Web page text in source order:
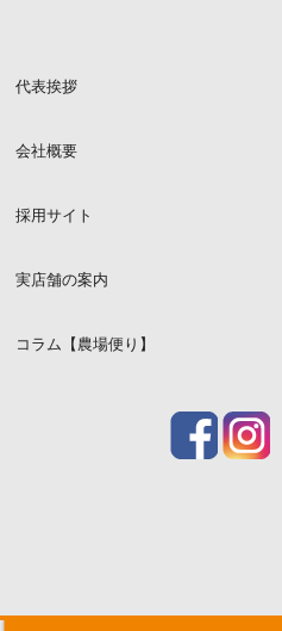
代表挨拶
会社概要
採用サイト
実店舗の案内
コラム【農場便り】